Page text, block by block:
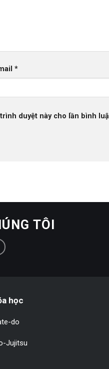
*
duyệt này cho lần bình
TÔI
học
do
Jujitsu